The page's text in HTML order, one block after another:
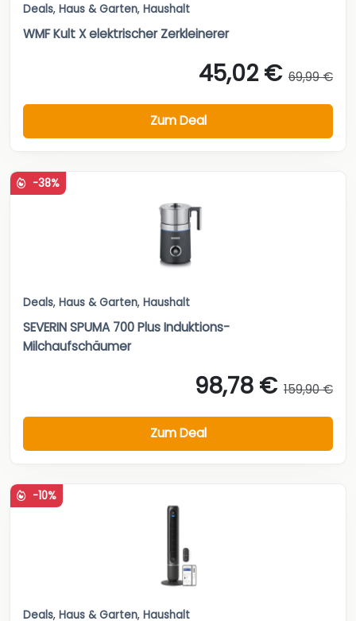
Deals, Haus & Garten, Haushalt
WMF Kult X elektrischer Zerkleinerer
45,02 € 69,99 €
Zum Deal
-38%
Deals, Haus & Garten, Haushalt
SEVERIN SPUMA 700 Plus Induktions-
Milchaufschäumer
98,78 € 159,90 €
Zum Deal
-10%
Deals, Haus & Garten, Haushalt